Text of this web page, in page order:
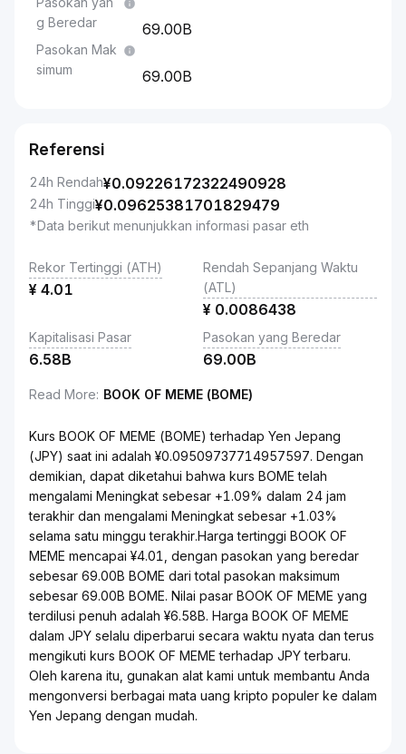
g Beredar
69.00B
Pasokan Mak
simum
69.00B
Referensi
24h Rendah¥0.09226172322490928
24h Tinggi¥0.09625381701829479
*Data berikut menunjukkan informasi pasar eth
Rekor Tertinggi (ATH)
¥ 4.01
Rendah Sepanjang Waktu
(ATL)
¥ 0.0086438
Kapitalisasi Pasar
6.58B
Pasokan yang Beredar
69.00B
Read More: BOOK OF MEME (BOME)
Kurs BOOK OF MEME (BOME) terhadap Yen Jepang
(JPY) saat ini adalah ¥0.09509737714957597. Dengan
demikian, dapat diketahui bahwa kurs BOME telah
mengalami Meningkat sebesar +1.09% dalam 24 jam
terakhir dan mengalami Meningkat sebesar +1.03%
selama satu minggu terakhir.Harga tertinggi BOOK OF
MEME mencapai ¥4.01, dengan pasokan yang beredar
sebesar 69.00B BOME dari total pasokan maksimum
sebesar 69.00B BOME. Nilai pasar BOOK OF MEME yang
terdilusi penuh adalah ¥6.58B. Harga BOOK OF MEME
dalam JPY selalu diperbarui secara waktu nyata dan terus
mengikuti kurs BOOK OF MEME terhadap JPY terbaru.
Oleh karena itu, gunakan alat kami untuk membantu Anda
mengonversi berbagai mata uang kripto populer ke dalam
Yen Jepang dengan mudah.